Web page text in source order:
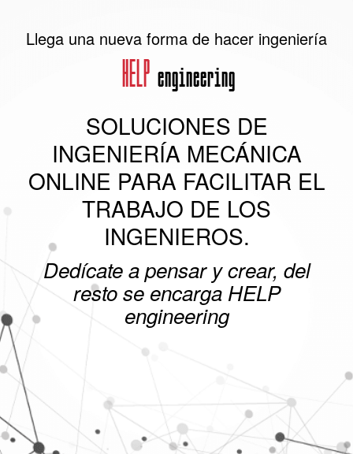
Llega una nueva forma de hacer ingeniería
HELP engineering
SOLUCIONES DE
INGENIERÍA MECÁNICA
ONLINE PARA FACILITAR EL
TRABAJO DE LOS
INGENIEROS.
Dedícate a pensar y crear, del
resto se encarga HELP
engineering